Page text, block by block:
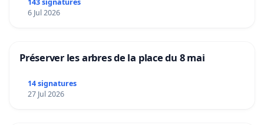
Préservons la stabilité de nos enfants.
143 signatures
6 Jul 2026
Préserver les arbres de la place du 8 mai
14 signatures
27 Jul 2026